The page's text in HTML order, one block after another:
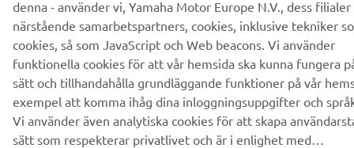
Sweden (Swedish)
© Copyright - 2026 Yamaha Motor Europe N.V. - Alla rättigheter
förbehållna
denna - använder vi, Yamaha Motor Europe N.V., dess filialer
närstående samarbetspartners, cookies, inklusive tekniker
cookies, så som JavaScript och Web beacons. Vi använder
funktionella cookies för att vår hemsida ska kunna fungera
sätt och tillhandahålla grundläggande funktioner på vår
exempel att komma ihåg dina inloggningsuppgifter och
Vi använder även analytiska cookies för att skapa
sätt som respekterar privatlivet och är i enlighet med